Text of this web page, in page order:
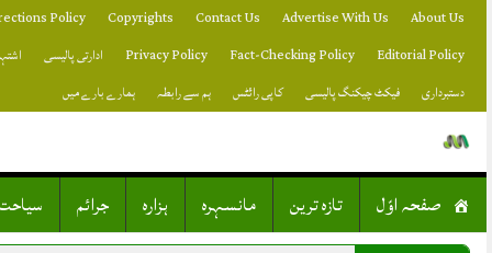
to
About Us
Advertise With Us
Contact Us
Copyrights
Policy
Editorial Policy
Fact-Checking Policy
Privacy Policy ادارتی پالیسی
دستبرداری
فیکٹ چیکنگ پالیسی کاپی رائٹس ہم سے رابطہ ہمارے بارے میں
صفحہ اوّل تازہ ترین مانسہرہ ہزارہ جرائم